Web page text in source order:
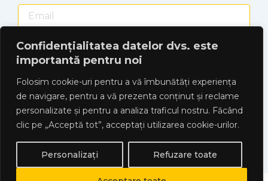
Confidențialitatea datelor dvs. este
importantă pentru noi
Folosim cookie-uri pentru a vă îmbunătăți experiența
de navigare, pentru a vă prezenta conținut și reclame
personalizate și pentru a analiza traficul nostru. Făcând
clic pe „Acceptă tot”, acceptați utilizarea cookie-urilor.
Personalizați Refuzare toate
Mesaj
Trimite